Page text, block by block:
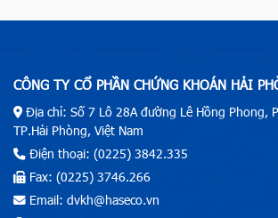
CÔNG TY CỔ PHẦN CHỨNG KHOÁN HẢI
Địa chỉ: Số 7 Lô 28A đường Lê Hồng Phong,
TP.Hải Phòng, Việt Nam
Điện thoại: (0225) 3842.335
Fax: (0225) 3746.266
Email: dvkh@haseco.vn